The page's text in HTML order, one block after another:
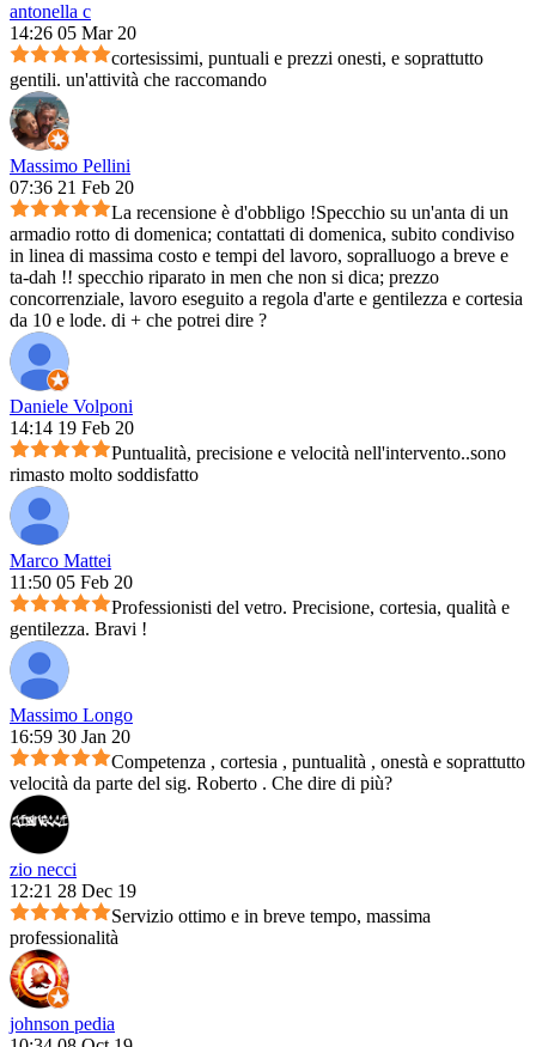
antonella c
14:26 05 Mar 20
cortesissimi, puntuali e prezzi onesti, e soprattutto
gentili. un'attività che raccomando
Massimo Pellini
07:36 21 Feb 20
La recensione è d'obbligo !Specchio su un'anta di un
armadio rotto di domenica; contattati di domenica, subito condiviso
in linea di massima costo e tempi del lavoro, sopralluogo a breve e
ta-dah !! specchio riparato in men che non si dica; prezzo
concorrenziale, lavoro eseguito a regola d'arte e gentilezza e cortesia
da 10 e lode. di + che potrei dire ?
Daniele Volponi
14:14 19 Feb 20
Puntualità, precisione e velocità nell'intervento..sono
rimasto molto soddisfatto
Marco Mattei
11:50 05 Feb 20
Professionisti del vetro. Precisione, cortesia, qualità e
gentilezza. Bravi !
Massimo Longo
16:59 30 Jan 20
Competenza , cortesia , puntualità , onestà e soprattutto
velocità da parte del sig. Roberto . Che dire di più?
zio necci
12:21 28 Dec 19
Servizio ottimo e in breve tempo, massima
professionalità
johnson pedia